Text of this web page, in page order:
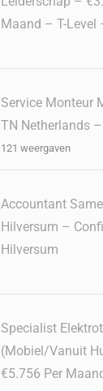
Maand – T-Level
Service Monteur
TN Netherlands
121 weergaven
Accountant
Hilversum –
Hilversum
Specialist
(Mobiel/Vanuit
€5.756 Per